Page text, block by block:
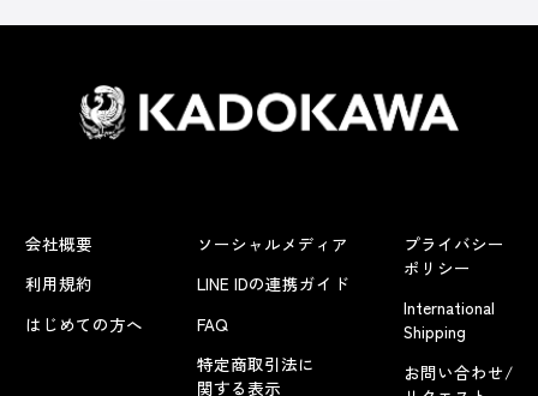
会社概要
利用規約
はじめての方へ
ソーシャルメディア
LINE IDの連携ガイド
FAQ
特定商取引法に
関する表示
プライバシー
ポリシー
International
Shipping
お問い合わせ/